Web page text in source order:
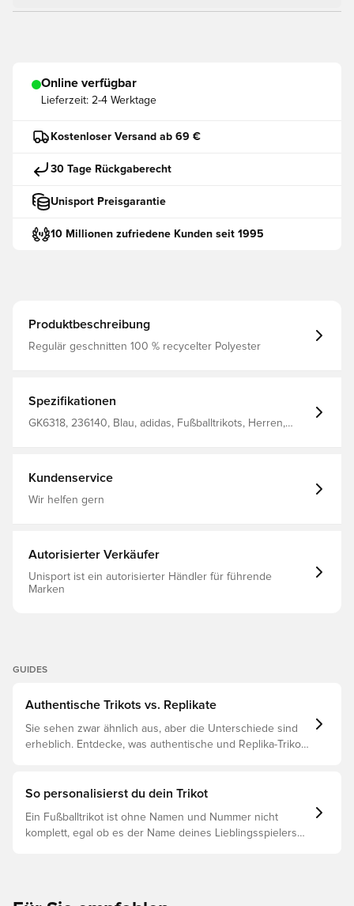
Online verfügbar
Lieferzeit: 2-4 Werktage
Kostenloser Versand ab 69 €
30 Tage Rückgaberecht
Unisport Preisgarantie
10 Millionen zufriedene Kunden seit 1995
Produktbeschreibung
Regulär geschnitten 100 % recycelter Polyester
Spezifikationen
GK6318, 236140, Blau, adidas, Fußballtrikots, Herren,
Kundenservice
Wir helfen gern
Autorisierter Verkäufer
Unisport ist ein autorisierter Händler für führende
Marken
GUIDES
Authentische Trikots vs. Replikate
Sie sehen zwar ähnlich aus, aber die Unterschiede sind
erheblich. Entdecke, was authentische und Replika-Trikots
So personalisierst du dein Trikot
Ein Fußballtrikot ist ohne Namen und Nummer nicht
komplett, egal ob es der Name deines Lieblingsspielers